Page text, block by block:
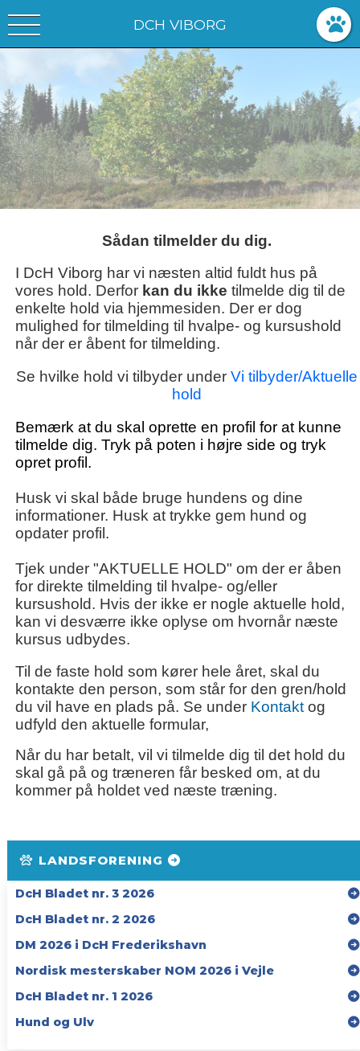
DCH VIBORG
Sådan tilmelder du dig.
I DcH Viborg har vi næsten altid fuldt hus på
vores hold. Derfor kan du ikke tilmelde dig til de
enkelte hold via hjemmesiden. Der er dog
mulighed for tilmelding til hvalpe- og kursushold
når der er åbent for tilmelding.
Se hvilke hold vi tilbyder underVi tilbyder/Aktuelle
hold
Bemærk at du skal oprette en profil for at kunne
tilmelde dig. Tryk på poten i højre side og tryk
opret profil.
Husk vi skal både bruge hundens og dine
informationer. Husk at trykke gem hund og
opdater profil.
Tjek under "AKTUELLE HOLD" om der er åben
for direkte tilmelding til hvalpe- og/eller
kursushold. Hvis der ikke er nogle aktuelle hold,
kan vi desværre ikke oplyse om hvornår næste
kursus udbydes.
Til de faste hold som kører hele året, skal du
kontakte den person, som står for den gren/hold
du vil have en plads på. Se under Kontakt og
udfyld den aktuelle formular,
Når du har betalt, vil vi tilmelde dig til det hold du
skal gå på og træneren får besked om, at du
kommer på holdet ved næste træning.
LANDSFORENING
DcH Bladet nr. 3 2026
DcH Bladet nr. 2 2026
DM 2026 i DcH Frederikshavn
Nordisk mesterskaber NOM 2026 i Vejle
DcH Bladet nr. 1 2026
Hund og Ulv